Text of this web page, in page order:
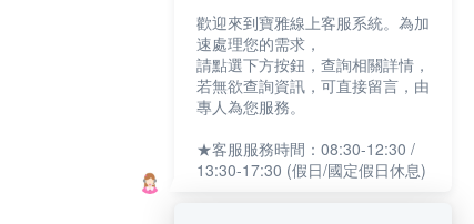
歡迎來到寶雅線上客服系統。為加
速處理您的需求，
請點選下方按鈕，查詢相關詳情，
若無欲查詢資訊，可直接留言，由
專人為您服務。
★客服服務時間：08:30-12:30 /
13:30-17:30 (假日/國定假日休息)